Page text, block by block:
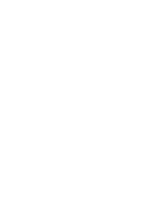
Ribu
Bukti